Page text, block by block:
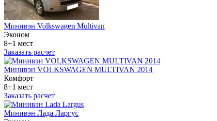
Минивэн Volkswagen Multivan
Эконом
8+1 мест
Заказать расчет
Минивэн VOLKSWAGEN MULTIVAN 2014
Комфорт
8+1 мест
Заказать расчет
Минивэн Лада Ларгус